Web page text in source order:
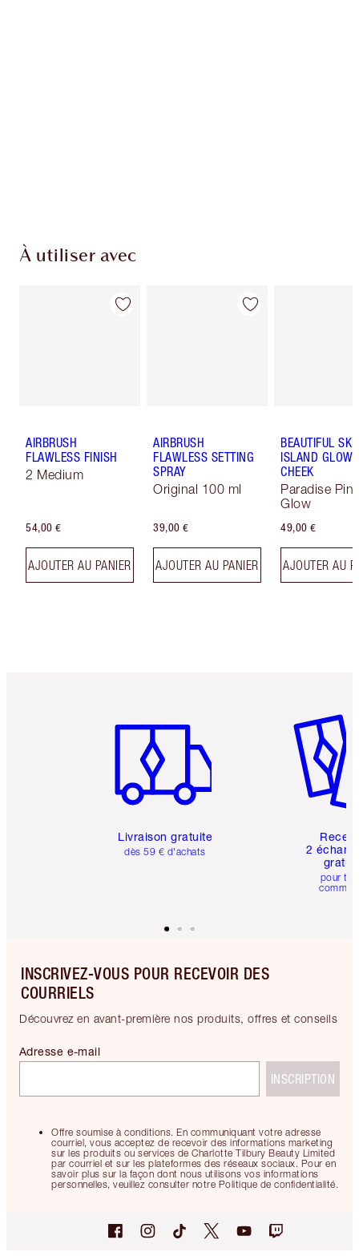
À utiliser avec
AIRBRUSH
FLAWLESS FINISH
2 Medium
54,00 €
AJOUTER AU PANIER
AIRBRUSH
FLAWLESS SETTING
SPRAY
Original 100 ml
39,00 €
AJOUTER AU PANIER
BEAUTIFUL
ISLAND GLOW
CHEEK
Paradise
Glow
49,00 €
AJOUTER AU
Livraison gratuite
dès 59 € d'achats
2
pour
INSCRIVEZ-VOUS POUR RECEVOIR DES
COURRIELS
Découvrez en avant-première nos produits, offres et conseils
Offre soumise à conditions. En communiquant votre adresse
courriel, vous acceptez de recevoir des informations marketing
sur les produits ou services de Charlotte Tilbury Beauty Limited
par courriel et sur les plateformes des réseaux sociaux. Pour en
savoir plus sur la façon dont nous utilisons vos informations
personnelles, veuillez consulter notre Politique de confidentialité.
Adresse e-mail
INSCRIPTION